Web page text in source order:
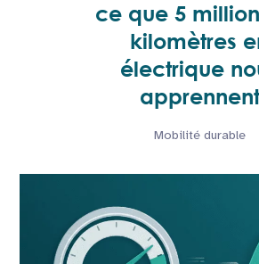
ce que 5
kilomètres
électrique
apprennent
Mobilité durable